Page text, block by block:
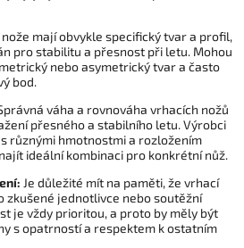
mají obvykle specifický tvar a profil,
pro stabilitu a přesnost při letu. Mohou
nebo asymetrický tvar a často
bod.
váha a rovnováha vrhacích nožů
přesného a stabilního letu. Výrobci
různými hmotnostmi a rozložením
ideální kombinaci pro konkrétní nůž.
Je důležité mít na paměti, že vrhací
zkušené jednotlivce nebo soutěžní
je vždy prioritou, a proto by měly být
s opatrností a respektem k ostatním